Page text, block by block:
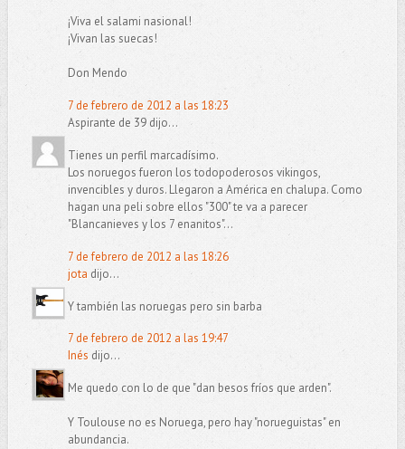
¡Viva el salami nasional!
¡Vivan las suecas!
Don Mendo
7 de febrero de 2012 a las 18:23
Aspirante de 39 dijo...
Tienes un perfil marcadísimo.
Los noruegos fueron los todopoderosos vikingos,
invencibles y duros. Llegaron a América en chalupa. Como
hagan una peli sobre ellos "300" te va a parecer
"Blancanieves y los 7 enanitos"...
7 de febrero de 2012 a las 18:26
jota dijo...
Y también las noruegas pero sin barba
7 de febrero de 2012 a las 19:47
Inés dijo...
Me quedo con lo de que "dan besos fríos que arden".
Y Toulouse no es Noruega, pero hay "norueguistas" en
abundancia.